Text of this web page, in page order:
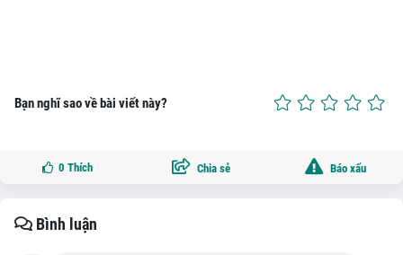
Bạn nghĩ sao về bài viết này?
0 Thích Chia sẻ Báo xấu
Bình luận